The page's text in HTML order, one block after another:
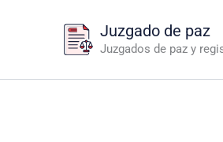
Juzgado de paz
Juzgados de paz y